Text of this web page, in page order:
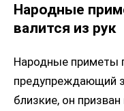
Народные
валится из рук
Народные приметы
предупреждающий
близкие, он